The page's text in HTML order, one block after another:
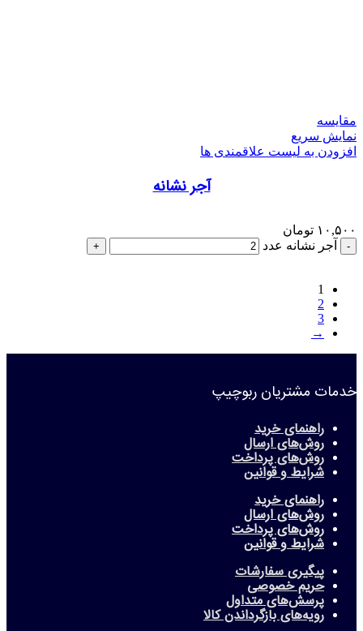
مقایسه
نمایش سریع
افزودن به لیست علاقمندی ها
آجر نشانه
۱۰,۵۰۰ تومان
آجر نشانه عدد
1
2
3
→
خدمات مشتریان ربوچیپ
راهنمای خرید
روش‌های ارسال
روش‌های پرداخت
شرایط و قوانین
راهنمای خرید
روش‌های ارسال
روش‌های پرداخت
شرایط و قوانین
پیگیری سفارشات
حریم خصوصی
پرسش‌های متداول
رویه‌های بازگرداندن کالا